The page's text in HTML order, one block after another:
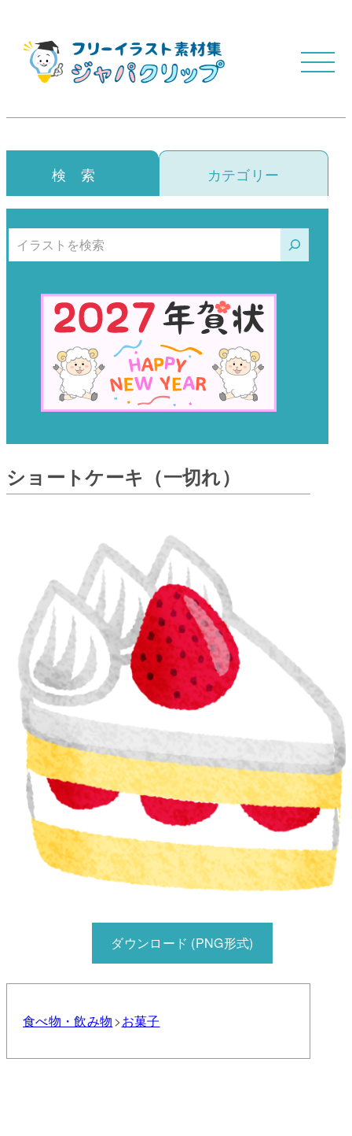
検 索 カテゴリー
検索
ショートケーキ（一切れ）
ダウンロード (PNG形式)
食べ物・飲み物 お菓子